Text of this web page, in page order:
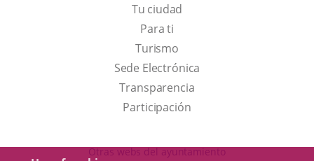
Tu ciudad
Para ti
TurismoThis
link
will
open
a
Sede Electrónica
Transparencia
Participación
Otras webs del ayuntamiento